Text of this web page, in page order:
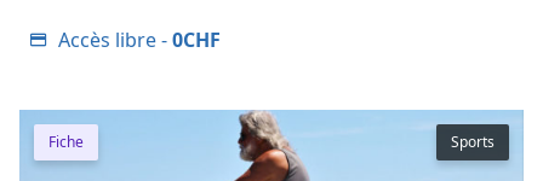
Accès libre -0CHF
Sports
Fiche